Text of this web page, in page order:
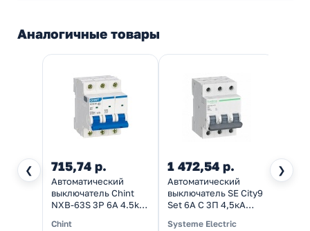
Аналогичные товары
❮ ❯
715,74 р.
Автоматический
выключатель Chint
NXB-63S 3P 6А 4.5kA
электрический)
Chint
1 472,54 р.
Автоматический
выключатель SE City9
Set 6А С 3П 4,5кА
электрический)
Systeme Electric